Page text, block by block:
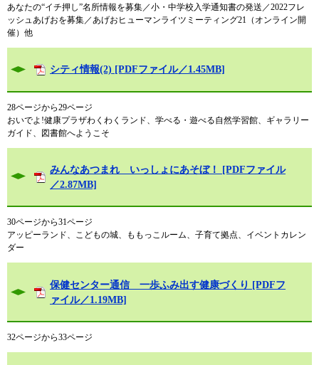
あなたの“イチ押し”名所情報を募集／小・中学校入学通知書の発送／2022フレ
ッシュあげおを募集／あげおヒューマンライツミーティング21（オンライン開
催）他
シティ情報(2) [PDFファイル／1.45MB]
28ページから29ページ
おいでよ!健康プラザわくわくランド、学べる・遊べる自然学習館、ギャラリー
ガイド、図書館へようこそ
みんなあつまれ いっしょにあそぼ！ [PDFファイル
／2.87MB]
30ページから31ページ
アッピーランド、こどもの城、ももっこルーム、子育て拠点、イベントカレン
ダー
保健センター通信 一歩ふみ出す健康づくり [PDFフ
ァイル／1.19MB]
32ページから33ページ